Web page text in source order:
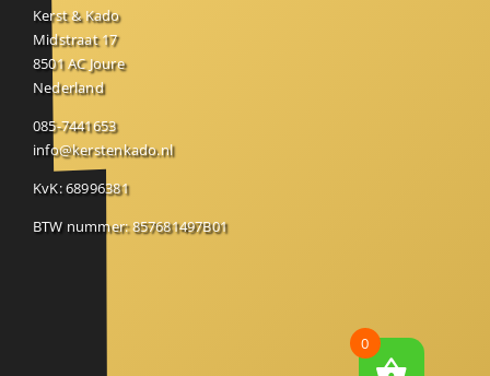
Kerst & Kado
Midstraat 17
8501 AC Joure
Nederland
085-7441653
info@kerstenkado.nl
KvK: 68996381
BTW nummer: 857681497B01
0